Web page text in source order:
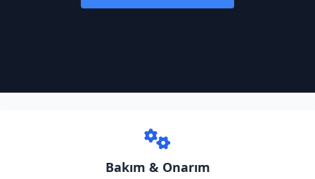
Bakım & Onarım